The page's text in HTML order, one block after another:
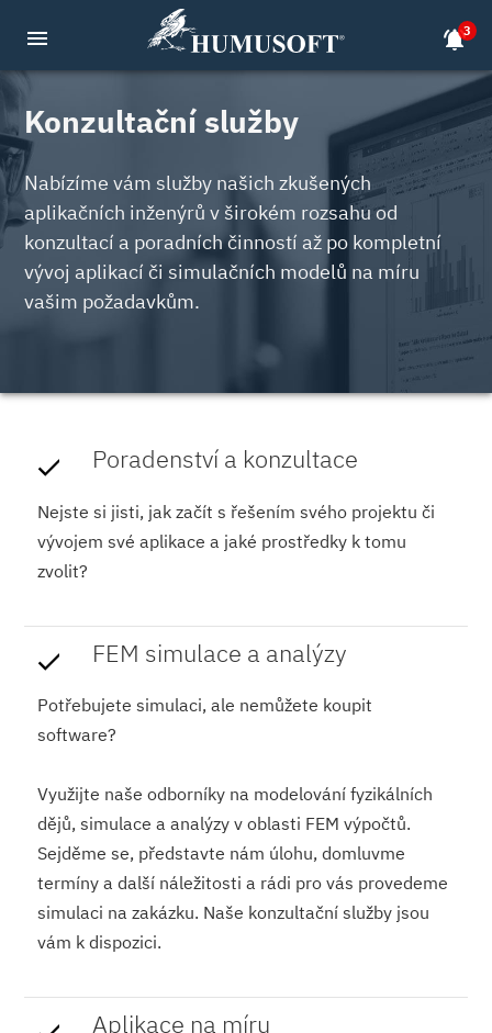
menu notifications_active3
Konzultační služby
Nabízíme vám služby našich zkušených
aplikačních inženýrů v širokém rozsahu od
konzultací a poradních činností až po kompletní
vývoj aplikací či simulačních modelů na míru
vašim požadavkům.
Poradenství a konzultace
Nejste si jisti, jak začít s řešením svého projektu či
vývojem své aplikace a jaké prostředky k tomu
zvolit?
FEM simulace a analýzy
Potřebujete simulaci, ale nemůžete koupit
software?
Využijte naše odborníky na modelování fyzikálních
dějů, simulace a analýzy v oblasti FEM výpočtů.
Sejděme se, představte nám úlohu, domluvme
termíny a další náležitosti a rádi pro vás provedeme
simulaci na zakázku. Naše konzultační služby jsou
vám k dispozici.
Aplikace na míru